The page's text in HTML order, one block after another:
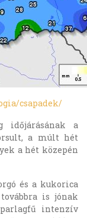
csapadek/
időjárásának a
a múlt hét
a hét közepén
és a kukorica
is jónak
intenzív